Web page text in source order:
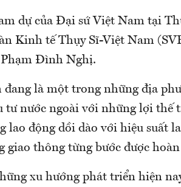
dự của Đại sứ Việt Nam tại
Kinh tế Thụy Sĩ-Việt Nam
Đình Nghị.
là một trong những địa
tư nước ngoài với những lợi thế
lao động dồi dào với hiệu suất
giao thông từng bước được
xu hướng phát triển hiện